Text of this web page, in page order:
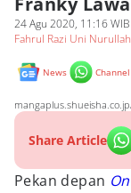
24 Agu 2020, 11:16 WIB
Fahrul Razi Uni Nurullah
News Channel
Share Article
Pekan depan